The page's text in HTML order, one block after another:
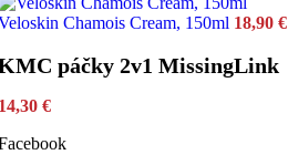
Chamois Cream, 150ml 18,90 €
páčky 2v1 MissingLink
€